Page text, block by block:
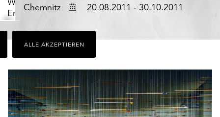
Erlebnis
zu
bieten.
Dazu
zählen
Cookies,
die
für
den
Betrieb
ALLE AKZEPTIEREN
Ort Chemnitz Datum20.08.2011 - 30.10.2011